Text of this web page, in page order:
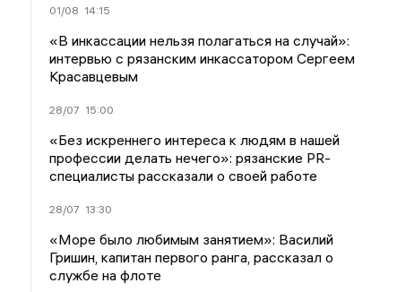
01/08 14:15
«В инкассации нельзя полагаться на случай»:
интервью с рязанским инкассатором Сергеем
Красавцевым
28/07 15:00
«Без искреннего интереса к людям в нашей
профессии делать нечего»: рязанские PR-
специалисты рассказали о своей работе
28/07 13:30
«Море было любимым занятием»: Василий
Гришин, капитан первого ранга, рассказал о
службе на флоте